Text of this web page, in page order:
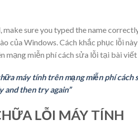
sure you typed the name
của Windows. Cách khắc phục lỗi
mạng miễn phí cách sửa lỗi tại bài
máy tính trên mạng miễn phí
then try again”
LỖI MÁY TÍNH